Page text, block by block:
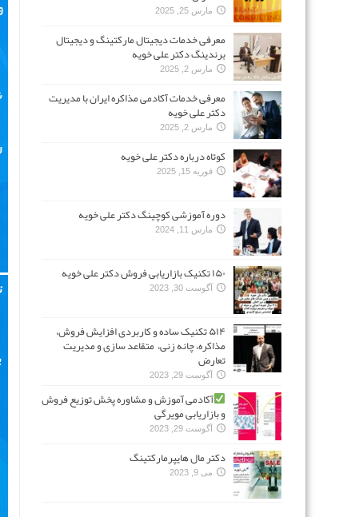
مارس 25, 2025
معرفی خدمات دیجیتال مارکتینگ و دیجیتال
برندینگ دکتر علی خویه
مارس 2, 2025
معرفی خدمات آکادمی مذاکره ایران با مدیریت
دکتر علی خویه
مارس 2, 2025
کوتاه درباره دکتر علی خویه
فوریه 15, 2025
دوره آموزشی کوچینگ دکتر علی خویه
مارس 11, 2024
۱۵۰ تکنیک بازاریابی فروش دکتر علی خویه
آگوست 30, 2023
۵۱۴ تکنیک ساده و کاربردی افزایش فروش،
مذاکره، چانه زنی، متقاعد سازی و مدیریت
تعارض
آگوست 29, 2023
آکادمی آموزش و مشاوره پخش توزیع فروش
و بازاریابی مویرگی
آگوست 29, 2023
دکتر مال هایپرمارکتینگ
می 9, 2023